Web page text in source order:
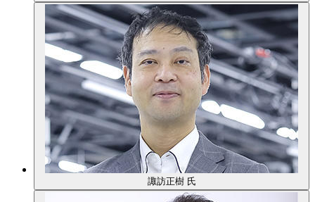
諏訪正樹 氏